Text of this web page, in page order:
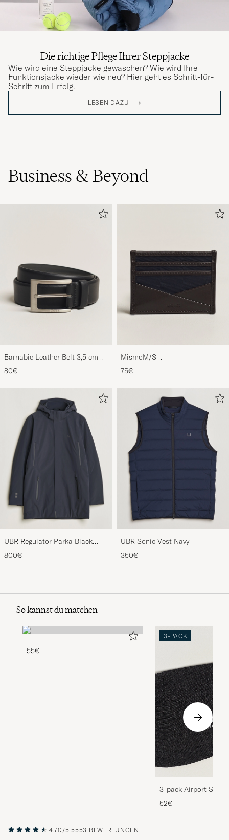
Die richtige Pflege Ihrer Steppjacke
Wie wird eine Steppjacke gewaschen? Wie wird Ihre
Funktionsjacke wieder wie neu? Hier geht es Schritt-für-
Schritt zum Erfolg.
LESEN DAZU
Business & Beyond
Barnabie Leather Belt 3,5 cm
Black
80€
MismoM/S
CardholderNavy/Dark Brown
75€
UBR Regulator Parka Black
Storm
800€
UBR Sonic Vest Navy
350€
So kannst du matchen
55€
3-PACK
3-pack Airport
Melange
52€
4.70/5 5553 BEWERTUNGEN